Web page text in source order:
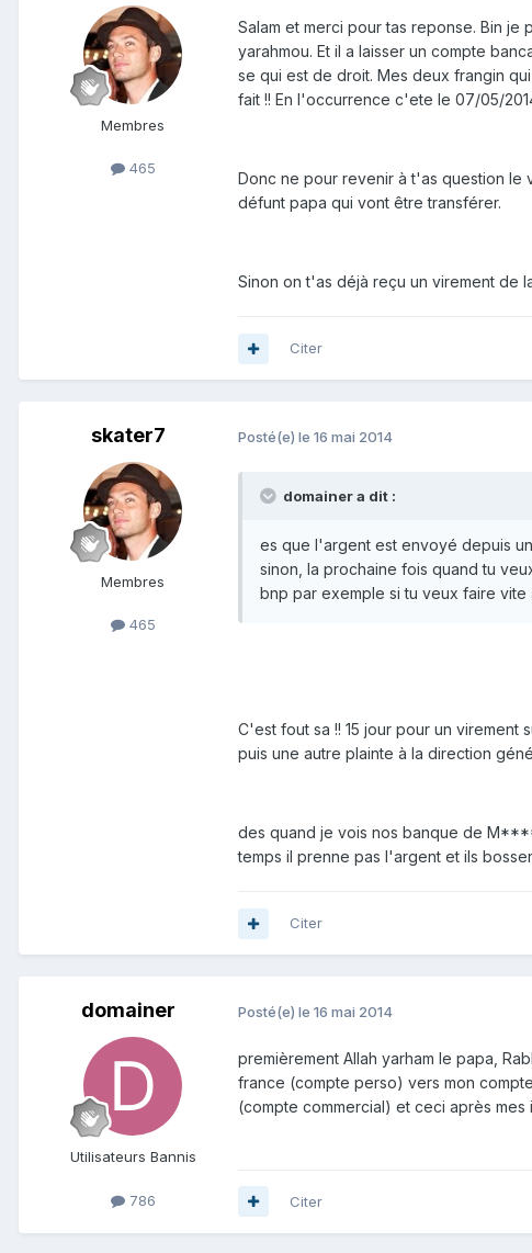
Membres
465
Salam et merci pour tas reponse. Bin
yarahmou. Et il a laisser un compte
se qui est de droit. Mes deux frangin
fait !! En l'occurrence c'ete le 07/05/
Donc ne pour revenir à t'as question le
défunt papa qui vont être transférer.
Sinon on t'as déjà reçu un virement de
Citer
skater7
Membres
465
Posté(e) le 16 mai 2014
domainer a dit :
es que l'argent est envoyé depuis
sinon, la prochaine fois quand tu
bnp par exemple si tu veux faire
C'est fout sa !! 15 jour pour un
puis une autre plainte à la direction
des quand je vois nos banque de
temps il prenne pas l'argent et ils
Citer
domainer
Utilisateurs Bannis
786
Posté(e) le 16 mai 2014
premièrement Allah yarham le papa,
france (compte perso) vers mon
(compte commercial) et ceci après mes
Citer